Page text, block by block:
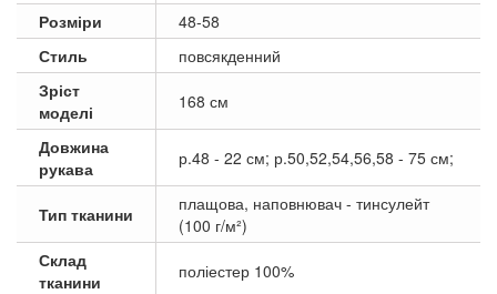
Розміри
48-58
Стиль
повсякденний
Зріст
моделі
168 см
Довжина
рукава
р.48 - 22 см; р.50,52,54,56,58 - 75 см;
Тип тканини
плащова, наповнювач - тинсулейт
(100 г/м²)
Склад
тканини
поліестер 100%